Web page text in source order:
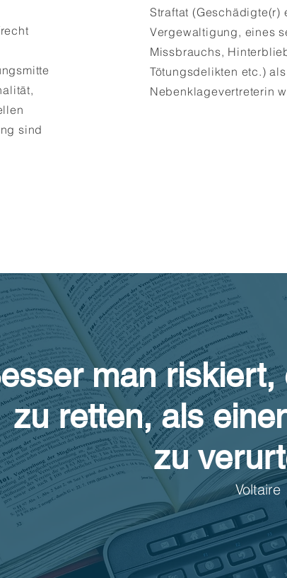
sind
Straftat (Geschädigte(r)
Vergewaltigung, eines
Missbrauchs,
Tötungsdelikten etc.) als
Nebenklagevertreterin
man riskiert,
zu retten, als
zu
Voltaire